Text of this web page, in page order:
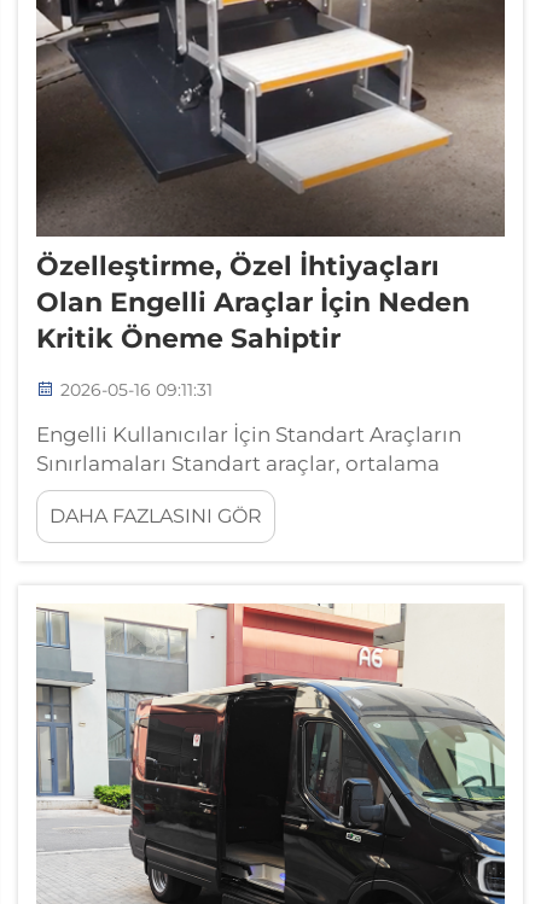
Özelleştirme, Özel İhtiyaçları
Olan Engelli Araçlar İçin Neden
Kritik Öneme Sahiptir
2026-05-16 09:11:31
Engelli Kullanıcılar İçin Standart Araçların
Sınırlamaları Standart araçlar, ortalama
sürücüye yönelik olarak tasarlanmıştır ve
engelli kişilerin fiziksel ile işlevsel ihtiyaçlarını
göz ardı eder. Geleneksel bir sedan veya SUV,
özellikleri içermemektedir...
DAHA FAZLASINI GÖR